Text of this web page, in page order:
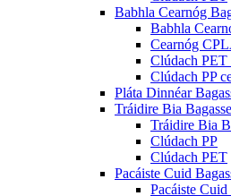
Babhla Cearnóg
Babhla
Cearnóg
Clúdach PET
Clúdach PP
Pláta Dinnéar
Tráidire Bia Bagasse
Tráidire Bia
Clúdach PP
Clúdach PET
Pacáiste Cuid
Pacáiste Cuid